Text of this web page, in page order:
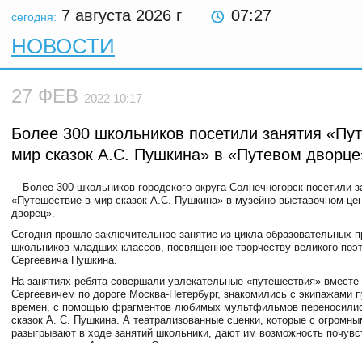
сегодня: 7 августа 2026 г 07:27
НОВОСТИ
27 ФЕВ 2022 10:17
Более 300 школьников посетили занятия
мир сказок А.С. Пушкина» в «Путевом
Более 300 школьников городского округа Солнечногорск посетили
«Путешествие в мир сказок А.С. Пушкина» в музейно-выставочном
дворец».
Сегодня прошло заключительное занятие из цикла образовательных
школьников младших классов, посвященное творчеству великого
Сергеевича Пушкина.
На занятиях ребята совершали увлекательные «путешествия»
Сергеевичем по дороге Москва-Петербург, знакомились с экипажами
времен, с помощью фрагментов любимых мультфильмов
сказок А. С. Пушкина. А театрализованные сценки, которые с
разыгрывают в ходе занятий школьники, дают им возможность